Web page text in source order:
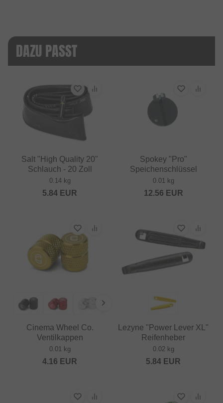
DAZU PASST
Salt "High Quality 20"
Schlauch - 20 Zoll
0.14 kg
5.84 EUR
Spokey "Pro"
Speichenschlüssel
0.01 kg
12.56 EUR
Cinema Wheel Co.
Ventilkappen
0.01 kg
4.16 EUR
Lezyne "Power Lever XL"
Reifenheber
0.02 kg
5.84 EUR